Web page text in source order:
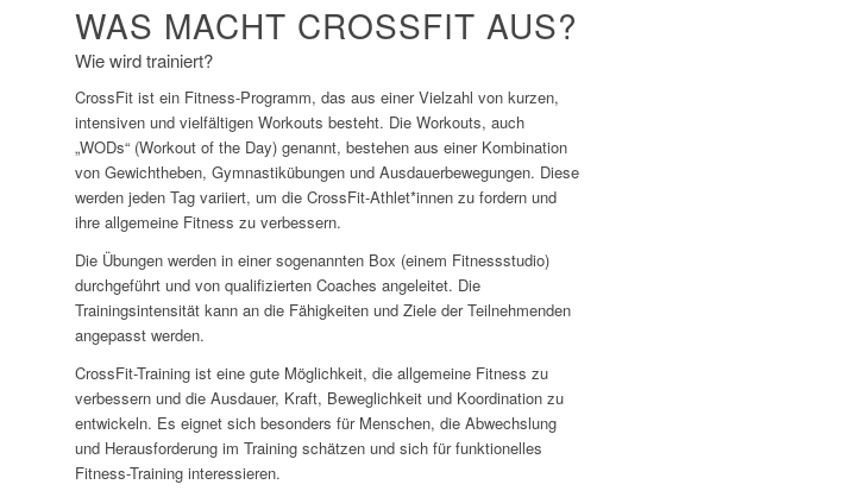
WAS MACHT CROSSFIT AUS?
Wie wird trainiert?
CrossFit ist ein Fitness-Programm, das aus einer Vielzahl von kurzen,
intensiven und vielfältigen Workouts besteht. Die Workouts, auch
„WODs“ (Workout of the Day) genannt, bestehen aus einer Kombination
von Gewichtheben, Gymnastikübungen und Ausdauerbewegungen. Diese
werden jeden Tag variiert, um die CrossFit-Athlet*innen zu fordern und
ihre allgemeine Fitness zu verbessern.
Die Übungen werden in einer sogenannten Box (einem Fitnessstudio)
durchgeführt und von qualifizierten Coaches angeleitet. Die
Trainingsintensität kann an die Fähigkeiten und Ziele der Teilnehmenden
angepasst werden.
CrossFit-Training ist eine gute Möglichkeit, die allgemeine Fitness zu
verbessern und die Ausdauer, Kraft, Beweglichkeit und Koordination zu
entwickeln. Es eignet sich besonders für Menschen, die Abwechslung
und Herausforderung im Training schätzen und sich für funktionelles
Fitness-Training interessieren.